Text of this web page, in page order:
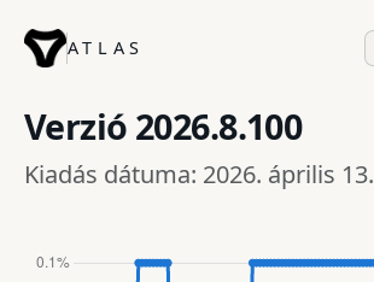
ATLAS
Verzió 2026.8.100
Kiadás dátuma: 2026. április 13.